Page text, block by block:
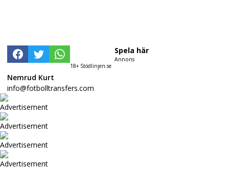
18+ Stödlinjen.se
Spela här
Annons
Nemrud Kurt
info@fotbolltransfers.com